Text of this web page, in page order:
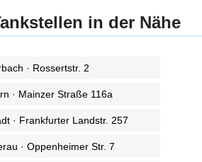
in der Nähe
· Rossertstr. 2
· Mainzer Straße 116a
· Frankfurter Landstr. 257
· Oppenheimer Str. 7